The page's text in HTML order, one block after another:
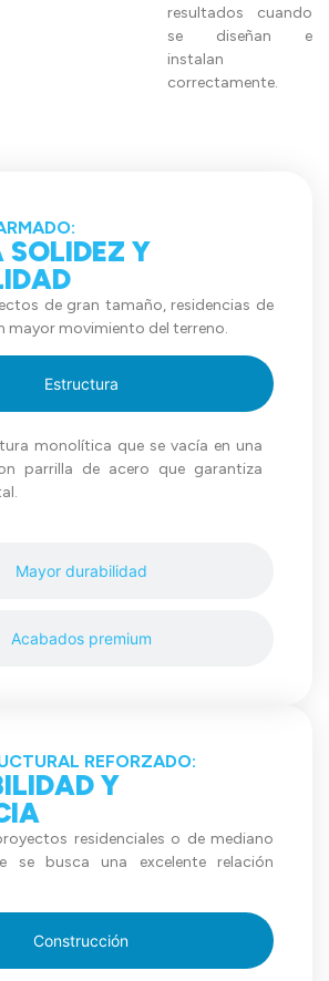
resultados cuando
se diseñan e
instalan
correctamente.
Y
de gran tamaño, residencias de
mayor movimiento del terreno.
Estructura
Mayor durabilidad
Acabados premium
monolítica que se vacía en una
parrilla de acero que garantiza
REFORZADO:
Y
residenciales o de mediano
se busca una excelente relación
Construcción